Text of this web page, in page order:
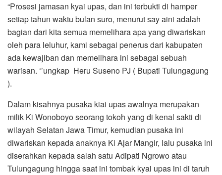
“Prosesi jamasan kyai upas, dan ini terbukti di hamper
setiap tahun waktu bulan suro, menurut say aini adalah
bagian dari kita semua memelihara apa yang diwariskan
oleh para leluhur, kami sebagai penerus dari kabupaten
ada kewajiban dan memelihara ini sebagai sebuah
warisan. ‘’ungkap Heru Suseno PJ ( Bupati Tulungagung
).
Dalam kisahnya pusaka kiai upas awalnya merupakan
milik Ki Wonoboyo seorang tokoh yang di kenal sakti di
wilayah Selatan Jawa Timur, kemudian pusaka ini
diwariskan kepada anaknya Ki Ajar Mangir, lalu pusaka ini
diserahkan kepada salah satu Adipati Ngrowo atau
Tulungagung hingga saat ini tombak kyai upas ini di taruh